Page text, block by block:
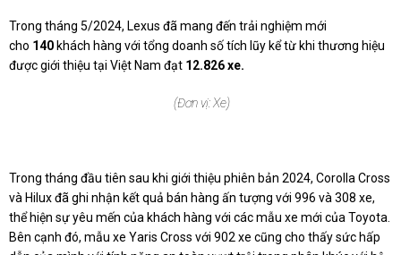
Trong tháng 5/2024, Lexus đã mang đến trải nghiệm mới
cho 140 khách hàng với tổng doanh số tích lũy kể từ khi thương hiệu
được giới thiệu tại Việt Nam đạt 12.826xe.
(Đơn vị: Xe)
Trong tháng đầu tiên sau khi giới thiệu phiên bản 2024, Corolla Cross
và Hilux đã ghi nhận kết quả bán hàng ấn tượng với 996 và 308 xe,
thể hiện sự yêu mến của khách hàng với các mẫu xe mới của Toyota.
Bên cạnh đó, mẫu xe Yaris Cross với 902 xe cũng cho thấy sức hấp